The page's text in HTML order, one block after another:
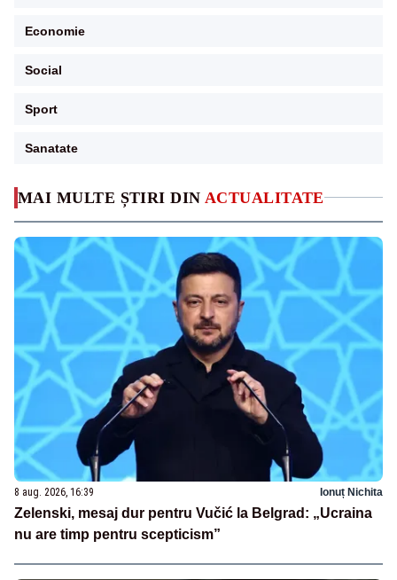
MAI MULTE ȘTIRI DIN ACTUALITATE
8 aug. 2026, 16:39 Ionuț Nichita
Zelenski, mesaj dur pentru Vučić la Belgrad: „Ucraina
nu are timp pentru scepticism”
Economie
Social
Sport
Sanatate